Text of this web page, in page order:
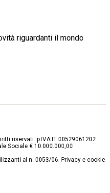
riguardanti il mondo
riservati. p.IVA IT 00529061202 –
Sociale € 10.000.000,00
al n. 0053/06. Privacy e cookie